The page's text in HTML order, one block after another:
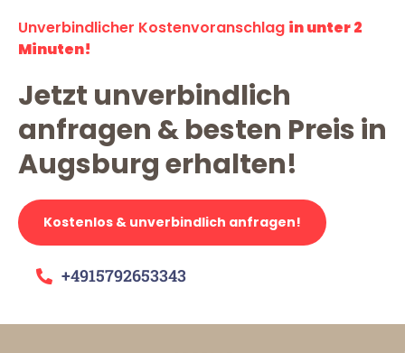
Unverbindlicher Kostenvoranschlag in unter 2
Minuten!
Jetzt unverbindlich
anfragen & besten Preis in
Augsburg erhalten!
Kostenlos & unverbindlich anfragen!
+4915792653343